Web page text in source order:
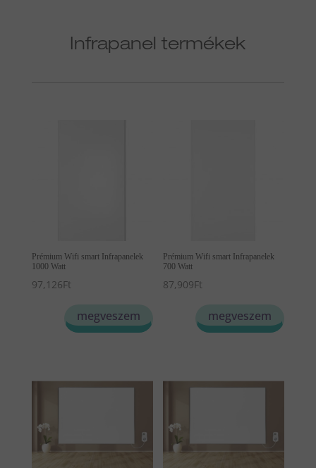
Infrapanel termékek
Prémium Wifi smart Infrapanelek
1000 Watt
97,126Ft
megveszem
Prémium Wifi smart Infrapanelek
700 Watt
87,909Ft
megveszem